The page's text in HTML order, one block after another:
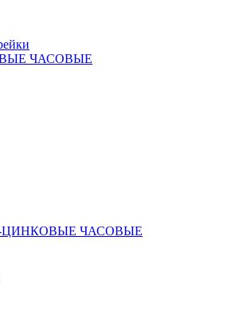
ЧАСОВЫЕ
ЦИНКОВЫЕ ЧАСОВЫЕ